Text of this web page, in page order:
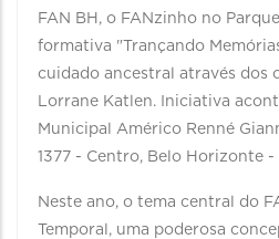
FAN BH, o FANzinho no
formativa "Trançando
cuidado ancestral através dos
Lorrane Katlen. Iniciativa
Municipal Américo Renné
1377 - Centro, Belo Horizonte
Neste ano, o tema central do
Temporal, uma poderosa